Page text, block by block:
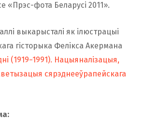
«Прэс-фота Беларусі 2011».
выкарысталі як ілюстрацыі
гісторыка Фелікса Акермана
(1919−1991). Нацыяналізацыя,
сярэднееўрапейскага